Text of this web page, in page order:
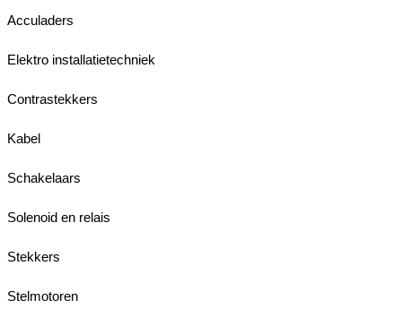
Acculaders
Elektro installatietechniek
Contrastekkers
Kabel
Schakelaars
Solenoid en relais
Stekkers
Stelmotoren